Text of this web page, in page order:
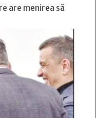
are menirea să